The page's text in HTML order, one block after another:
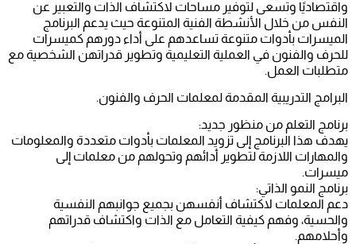
واقتصاديًا وتسعى لتوفير مساحات لاكتشاف الذات والتعبير عن
النفس من خلال الأنشطة الفنية المتنوعة حيث يدعم البرنامج
الميسرات بأدوات متنوعة تساعدهم على أداء دورهم كميسرات
للحرف والفنون في العملية التعليمية وتطوير قدراتهن الشخصية مع
متطلبات العمل.
البرامج التدريبية المقدمة لمعلمات الحرف والفنون.
برنامج التعلم من منظور جديد:
يهدف هذا البرنامج إلى تزويد المعلمات بأدوات متعددة والمعلومات
والمهارات اللازمة لتطوير أدائهم وتحولهم من معلمات إلى
ميسرات.
برنامج النمو الذاتي:
دعم المعلمات لاكتشاف أنفسهن بجميع جوانبهم النفسية
والحسية، وفهم كيفية التعامل مع الذات واكتشاف قدراتهم
وأحلامهم.